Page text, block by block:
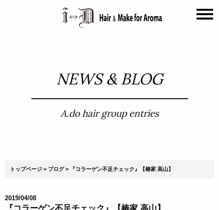
NEWS & BLOG
A.do hair group entries
トップページ ブログ 『コラーゲン不足チェック』【椿家 高山】
2019/04/08